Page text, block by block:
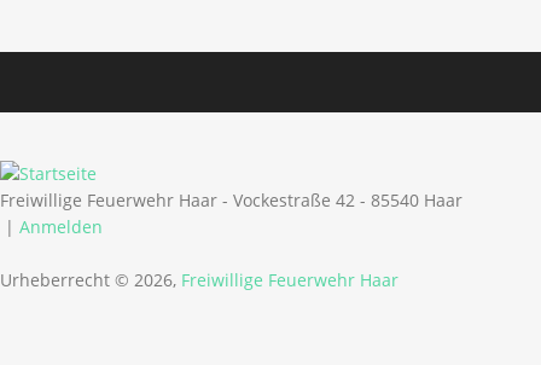
Freiwillige Feuerwehr Haar - Vockestraße 42 - 85540 Haar
| Anmelden
Urheberrecht © 2026, Freiwillige Feuerwehr Haar